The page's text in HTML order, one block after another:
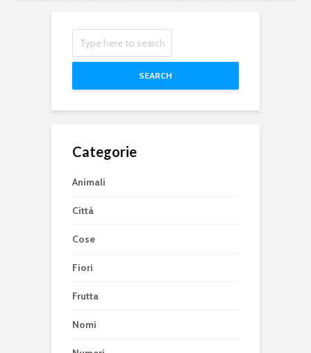
SEARCH
Categorie
Animali
Città
Cose
Fiori
Frutta
Nomi